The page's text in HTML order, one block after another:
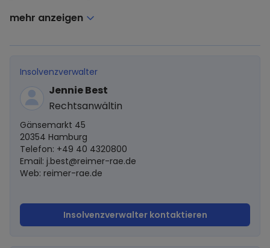
mehr anzeigen
Insolvenzverwalter
Jennie Best
Rechtsanwältin
Gänsemarkt 45
20354 Hamburg
Telefon: +49 40 4320800
Email: j.best@reimer-rae.de
Web: reimer-rae.de
Insolvenzverwalter kontaktieren